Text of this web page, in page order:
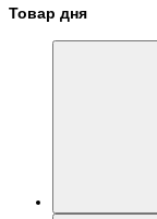
Товар дня